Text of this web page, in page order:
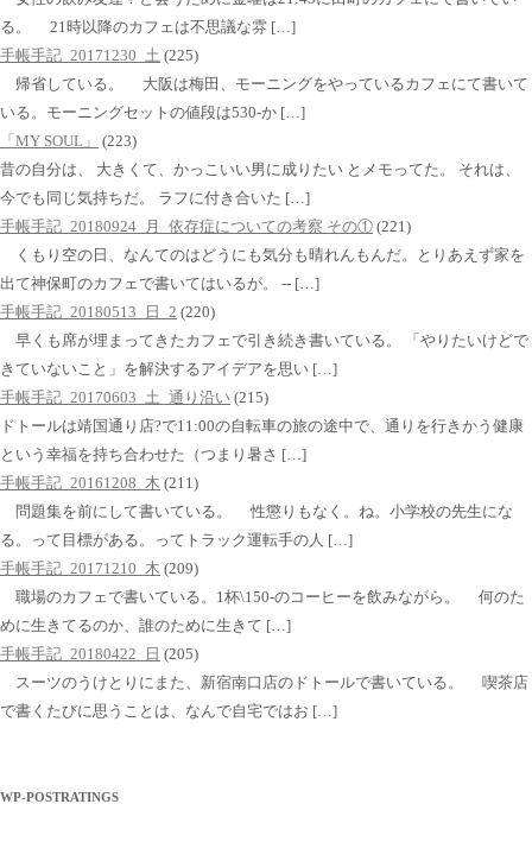
る。 21時以降のカフェは不思議な雰 […]
手帳手記_20171230_土 (225)
帰省している。 大阪は梅田、モーニングをやっているカフェにて書いて
いる。モーニングセットの値段は530-か […]
「MY SOUL」
(223)
昔の自分は、 大きくて、かっこいい男に成りたい とメモってた。 それは、
今でも同じ気持ちだ。 ラフに付き合いた […]
手帳手記_20180924_月_依存症についての考察 その① (221)
くもり空の日、なんてのはどうにも気分も晴れんもんだ。とりあえず家を
出て神保町のカフェで書いてはいるが。 -- […]
手帳手記_20180513_日_2 (220)
早くも席が埋まってきたカフェで引き続き書いている。 「やりたいけどで
きていないこと」を解決するアイデアを思い […]
手帳手記_20170603_土_通り沿い (215)
ドトールは靖国通り店?で11:00の自転車の旅の途中で、通りを行きかう健康
という幸福を持ち合わせた（つまり暑さ […]
手帳手記_20161208_木 (211)
問題集を前にして書いている。 性懲りもなく。ね。小学校の先生にな
る。って目標がある。ってトラック運転手の人 […]
手帳手記_20171210_木 (209)
職場のカフェで書いている。1杯\150-のコーヒーを飲みながら。 何のた
めに生きてるのか、誰のために生きて […]
手帳手記_20180422_日 (205)
スーツのうけとりにまた、新宿南口店のドトールで書いている。 喫茶店
で書くたびに思うことは、なんで自宅ではお […]
WP-POSTRATINGS